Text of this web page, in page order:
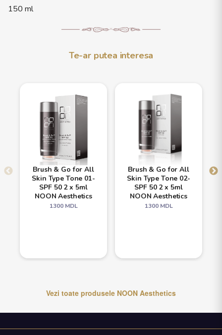
150 ml
Te-ar putea interesa
Brush & Go for All
Skin Type Tone 01-
SPF 50 2 x 5ml
NOON Aesthetics
1300MDL
Brush & Go for All
Skin Type Tone 02-
SPF 50 2 x 5ml
NOON Aesthetics
1300MDL
Vezi toate produsele NOON Aesthetics